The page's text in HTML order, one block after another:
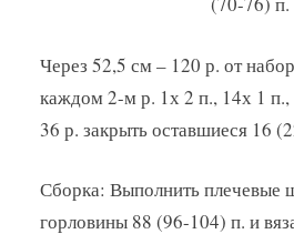
Через 52,5 см – 120 р. от
каждом 2-м р. 1х 2 п., 14х 1
36 р. закрыть оставшиеся 16
Сборка: Выполнить плечевые
горловины 88 (96-104) п. и